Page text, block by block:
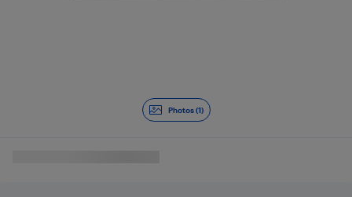
Photos (1)